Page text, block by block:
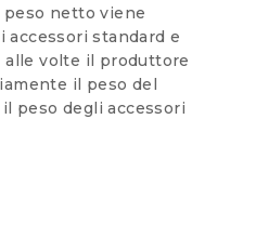
peso netto viene
accessori standard e
volte il produttore
il peso del
peso degli accessori